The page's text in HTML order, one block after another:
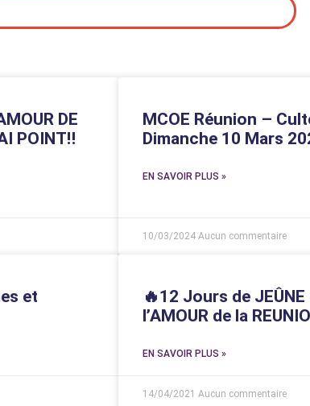
DE
POINT‼️
MCOE Réunion –
Dimanche 10 Mars
EN SAVOIR PLUS »
10/03/2024 Aucun commentaire
et
🔥12 Jours de
l’AMOUR de la
EN SAVOIR PLUS »
14/04/2021 Aucun commentaire